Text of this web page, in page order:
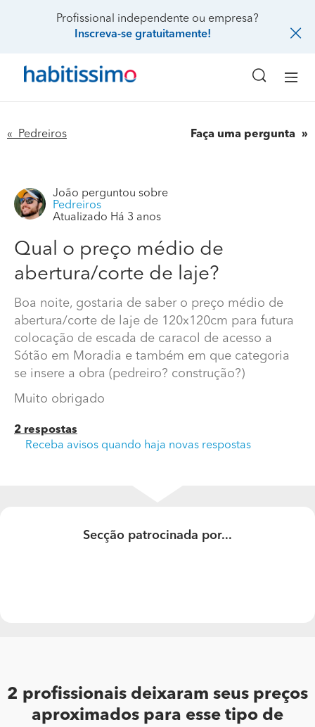
Profissional independente ou empresa?
Inscreva-se gratuitamente!
« Pedreiros Faça uma pergunta
Qual o preço médio de abertura/corte de laje?
abertura/corte de laje de 120x120cm para futura
colocação de escada de caracol de acesso a Sótão em
Moradia e também em que categoria se insere a obra
(pedreiro? construção?)
Muito obrigado
João perguntou sobre
Pedreiros
Atualizado Há 3 anos
Qual o preço médio de
abertura/corte de laje?
Boa noite, gostaria de saber o preço médio de
abertura/corte de laje de 120x120cm para futura
colocação de escada de caracol de acesso a
Sótão em Moradia e também em que categoria
se insere a obra (pedreiro? construção?)
Muito obrigado
2 respostas
Receba avisos quando haja novas respostas
Secção patrocinada por...
2 profissionais deixaram seus preços
aproximados para esse tipo de